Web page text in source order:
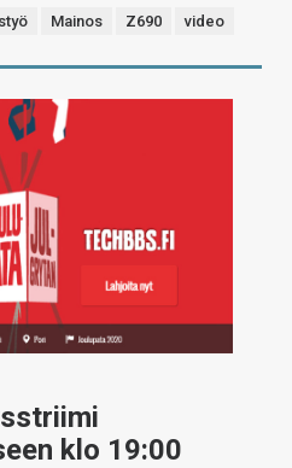
Mainos Z690 video
klo 19:00